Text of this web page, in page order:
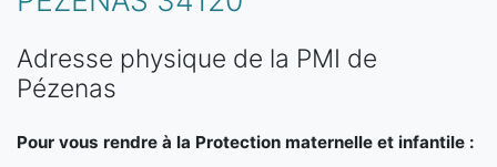
Adresse physique de la PMI de
Pézenas
Pour vous rendre à la Protection maternelle et infantile :